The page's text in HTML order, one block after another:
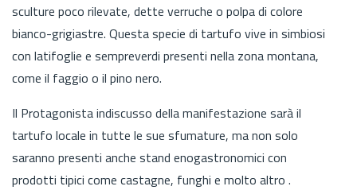
sculture poco rilevate, dette verruche o polpa di colore
bianco-grigiastre. Questa specie di tartufo vive in simbiosi
con latifoglie e sempreverdi presenti nella zona montana,
come il faggio o il pino nero.
Il Protagonista indiscusso della manifestazione sarà il
tartufo locale in tutte le sue sfumature, ma non solo
saranno presenti anche stand enogastronomici con
prodotti tipici come castagne, funghi e molto altro .